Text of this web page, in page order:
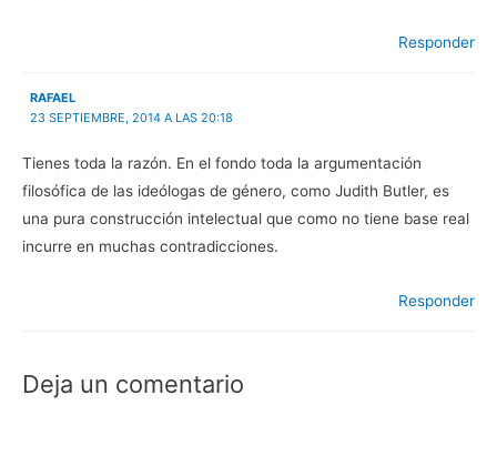
Responder
RAFAEL
23 SEPTIEMBRE, 2014 A LAS 20:18
Tienes toda la razón. En el fondo toda la argumentación
filosófica de las ideólogas de género, como Judith Butler, es
una pura construcción intelectual que como no tiene base real
incurre en muchas contradicciones.
Responder
Deja un comentario